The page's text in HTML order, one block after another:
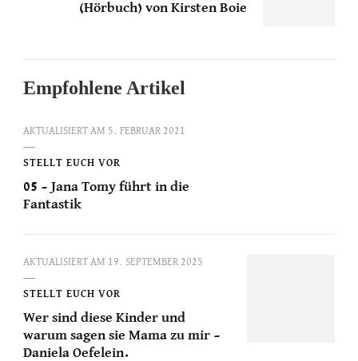
(Hörbuch) von Kirsten Boie
Empfohlene Artikel
AKTUALISIERT AM 5. FEBRUAR 2021
STELLT EUCH VOR
05 – Jana Tomy führt in die
Fantastik
AKTUALISIERT AM 19. SEPTEMBER 2025
STELLT EUCH VOR
Wer sind diese Kinder und
warum sagen sie Mama zu mir –
Daniela Oefelein.